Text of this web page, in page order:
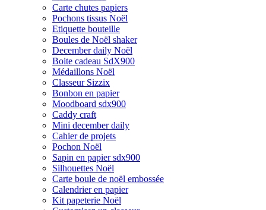
Carte chutes papiers
Pochons tissus Noël
Etiquette bouteille
Boules de Noël shaker
December daily Noël
Boite cadeau SdX900
Médaillons Noël
Classeur Sizzix
Bonbon en papier
Moodboard sdx900
Caddy craft
Mini december daily
Cahier de projets
Pochon Noël
Sapin en papier sdx900
Silhouettes Noël
Carte boule de noël embossée
Calendrier en papier
Kit papeterie Noël